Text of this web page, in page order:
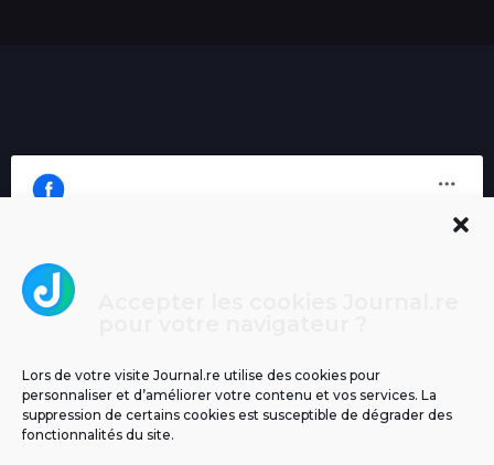
Lors de votre visite Journal.re utilise des cookies pour
personnaliser et d’améliorer votre contenu et vos services. La
suppression de certains cookies est susceptible de dégrader des
fonctionnalités du site.